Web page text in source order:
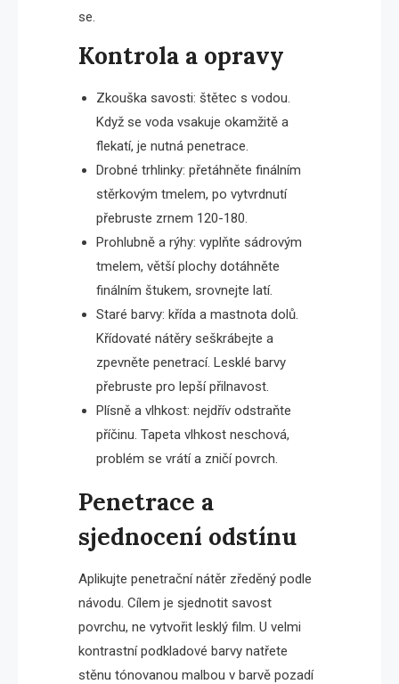
se.
Kontrola a opravy
Zkouška savosti: štětec s vodou.
Když se voda vsakuje okamžitě a
flekatí, je nutná penetrace.
Drobné trhlinky: přetáhněte finálním
stěrkovým tmelem, po vytvrdnutí
přebruste zrnem 120-180.
Prohlubně a rýhy: vyplňte sádrovým
tmelem, větší plochy dotáhněte
finálním štukem, srovnejte latí.
Staré barvy: křída a mastnota dolů.
Křídovaté nátěry seškrábejte a
zpevněte penetrací. Lesklé barvy
přebruste pro lepší přilnavost.
Plísně a vlhkost: nejdřív odstraňte
příčinu. Tapeta vlhkost neschová,
problém se vrátí a zničí povrch.
Penetrace a
sjednocení odstínu
Aplikujte penetrační nátěr zředěný podle
návodu. Cílem je sjednotit savost
povrchu, ne vytvořit lesklý film. U velmi
kontrastní podkladové barvy natřete
stěnu tónovanou malbou v barvě pozadí